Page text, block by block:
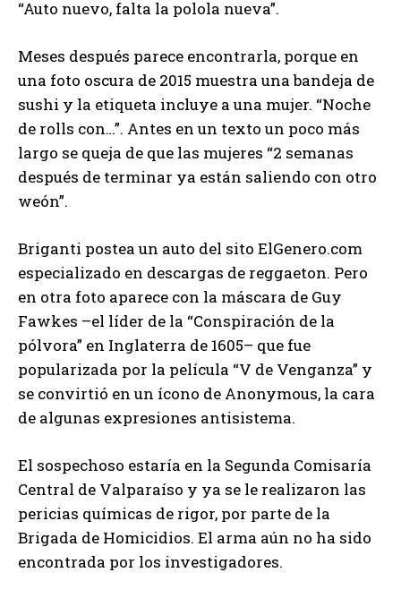
“Auto nuevo, falta la polola nueva”.
Meses después parece encontrarla, porque en
una foto oscura de 2015 muestra una bandeja de
sushi y la etiqueta incluye a una mujer. “Noche
de rolls con…”. Antes en un texto un poco más
largo se queja de que las mujeres “2 semanas
después de terminar ya están saliendo con otro
weón”.
Briganti postea un auto del sito ElGenero.com
especializado en descargas de reggaeton. Pero
en otra foto aparece con la máscara de Guy
Fawkes –el líder de la “Conspiración de la
pólvora” en Inglaterra de 1605– que fue
popularizada por la película “V de Venganza” y
se convirtió en un ícono de Anonymous, la cara
de algunas expresiones antisistema.
El sospechoso estaría en la Segunda Comisaría
Central de Valparaíso y ya se le realizaron las
pericias químicas de rigor, por parte de la
Brigada de Homicidios. El arma aún no ha sido
encontrada por los investigadores.